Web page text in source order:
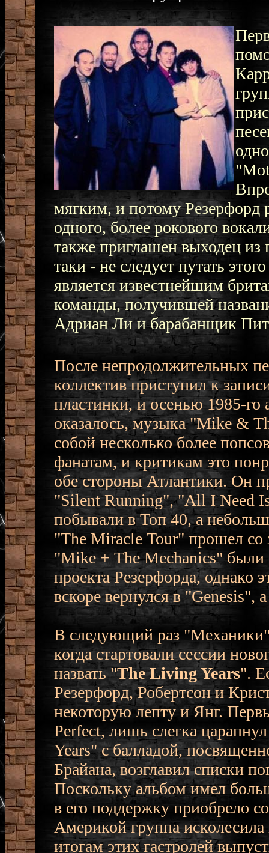
мягким, и потому Резерфорд
одного, более рокового
также приглашен выходец
таки - не следует путать
является известнейшим
команды, получившей
Адриан Ли и барабанщик
После непродолжительных
коллектив приступил к
пластинки, и осенью 1985-
оказалось, музыка "Mike &
собой несколько более
фанатам, и критикам это
обе стороны Атлантики. Он
"Silent Running", "All I Need
побывали в Топ 40, а
"The Miracle Tour" прошел со
"Mike + The Mechanics" были
проекта Резерфорда, однако
вскоре вернулся в "Genesis",
В следующий раз "Механики"
когда стартовали сессии
назвать "The Living Years".
Резерфорд, Робертсон и
некоторую лепту и Янг.
Perfect, лишь слегка
Years" с балладой,
Брайана, возглавил списки
Поскольку альбом имел
в его поддержку приобрело
Америкой группа
итогам этих гастролей